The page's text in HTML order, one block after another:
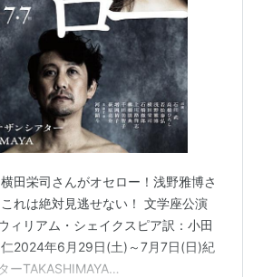
田栄司さんがオセロー！浅野雅博さ
れは絶対見逃せない！ 文学座公演
ィリアム・シェイクスピア訳：小田
2024年6月29日(土)～7月7日(日)紀
ーTAKASHIMAYA